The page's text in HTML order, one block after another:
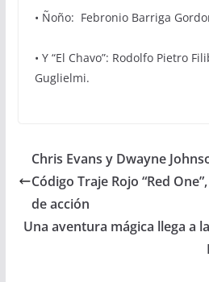
• Ñoño: Febronio Barriga
• Y “El Chavo”: Rodolfo Pietro
Guglielmi.
Chris Evans y Dwayne
Código Traje Rojo “Red
de acción
Una aventura mágica llega a